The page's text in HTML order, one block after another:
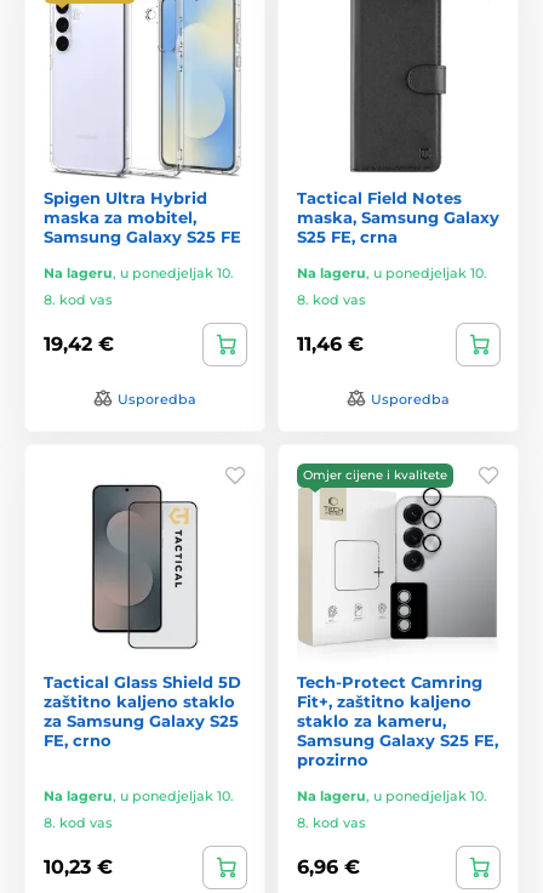
Spigen Ultra Hybrid
maska za mobitel,
Samsung Galaxy S25 FE
Na lageru, u ponedjeljak 10.
8. kod vas
19,42 €
Usporedba
Tactical Field Notes
maska, Samsung Galaxy
S25 FE, crna
Na lageru, u ponedjeljak 10.
8. kod vas
11,46 €
Usporedba
Tactical Glass Shield 5D
zaštitno kaljeno staklo
za Samsung Galaxy S25
FE, crno
Na lageru, u ponedjeljak 10.
8. kod vas
10,23 €
Omjer cijene i kvalitete
Tech-Protect Camring
Fit+, zaštitno kaljeno
staklo za kameru,
Samsung Galaxy S25 FE,
prozirno
Na lageru, u ponedjeljak 10.
8. kod vas
6,96 €